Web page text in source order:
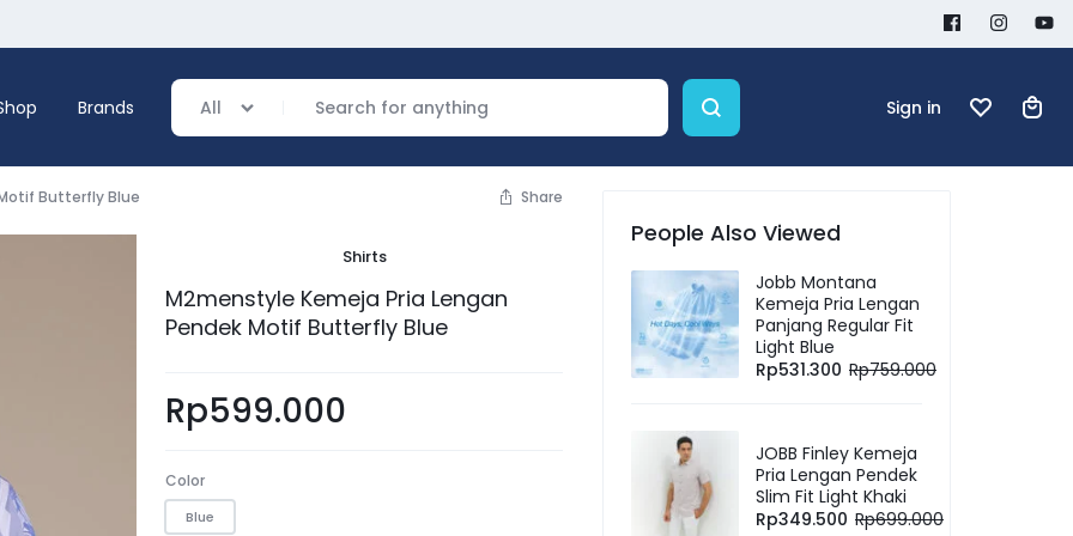
Brands All Sign in
Butterfly Blue Share
Shirts
M2menstyle Kemeja Pria Lengan
Pendek Motif Butterfly Blue
Rp599.000
Color
Blue
People Also Viewed
Jobb Montana
Kemeja Pria Lengan
Panjang Regular Fit
Light Blue
Rp531.300 Rp759.000
JOBB Finley Kemeja
Pria Lengan Pendek
Slim Fit Light Khaki
Rp349.500 Rp699.000